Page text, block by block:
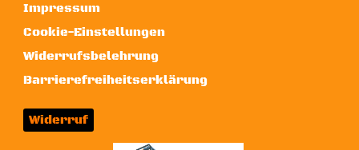
Impressum
Cookie-Einstellungen
Widerrufsbelehrung
Barrierefreiheitserklärung
Widerruf